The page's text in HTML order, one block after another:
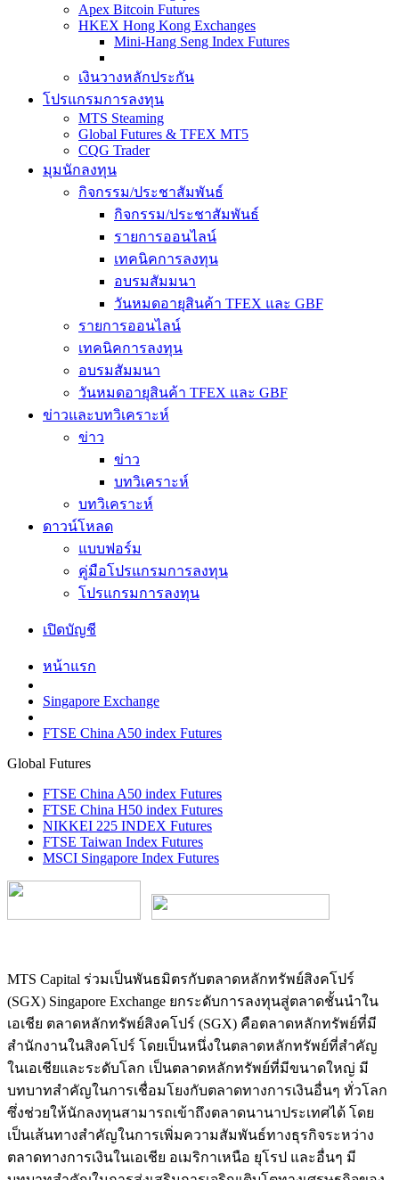
Apex Bitcoin Futures
HKEX Hong Kong Exchanges
Mini-Hang Seng Index Futures
เงินวางหลักประกัน
โปรแกรมการลงทุน
MTS Steaming
Global Futures & TFEX MT5
CQG Trader
มุมนักลงทุน
กิจกรรม/ประชาสัมพันธ์
กิจกรรม/ประชาสัมพันธ์
รายการออนไลน์
เทคนิคการลงทุน
อบรมสัมมนา
วันหมดอายุสินค้า TFEX และ GBF
รายการออนไลน์
เทคนิคการลงทุน
อบรมสัมมนา
วันหมดอายุสินค้า TFEX และ GBF
ข่าวและบทวิเคราะห์
ข่าว
ข่าว
บทวิเคราะห์
บทวิเคราะห์
ดาวน์โหลด
แบบฟอร์ม
คู่มือโปรแกรมการลงทุน
โปรแกรมการลงทุน
เปิดบัญชี
หน้าแรก
Singapore Exchange
FTSE China A50 index Futures
Global Futures
FTSE China A50 index Futures
FTSE China H50 index Futures
NIKKEI 225 INDEX Futures
FTSE Taiwan Index Futures
MSCI Singapore Index Futures
MTS Capital ร่วมเป็นพันธมิตรกับตลาดหลักทรัพย์สิงคโปร์
(SGX) Singapore Exchange ยกระดับการลงทุนสู่ตลาดชั้นนำใน
เอเชีย ตลาดหลักทรัพย์สิงคโปร์ (SGX) คือตลาดหลักทรัพย์ที่มี
สำนักงานในสิงคโปร์ โดยเป็นหนึ่งในตลาดหลักทรัพย์ที่สำคัญ
ในเอเชียและระดับโลก เป็นตลาดหลักทรัพย์ที่มีขนาดใหญ่ มี
บทบาทสำคัญในการเชื่อมโยงกับตลาดทางการเงินอื่นๆ ทั่วโลก
ซึ่งช่วยให้นักลงทุนสามารถเข้าถึงตลาดนานาประเทศได้ โดย
เป็นเส้นทางสำคัญในการเพิ่มความสัมพันธ์ทางธุรกิจระหว่าง
ตลาดทางการเงินในเอเชีย อเมริกาเหนือ ยุโรป และอื่นๆ มี